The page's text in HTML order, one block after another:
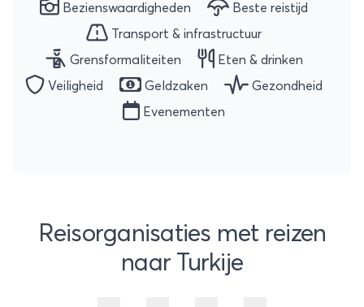
Bezienswaardigheden
Beste reistijd
Transport & infrastructuur
Grensformaliteiten
Eten & drinken
Veiligheid
Geldzaken
Gezondheid
Evenementen
Reisorganisaties met reizen
naar Turkije